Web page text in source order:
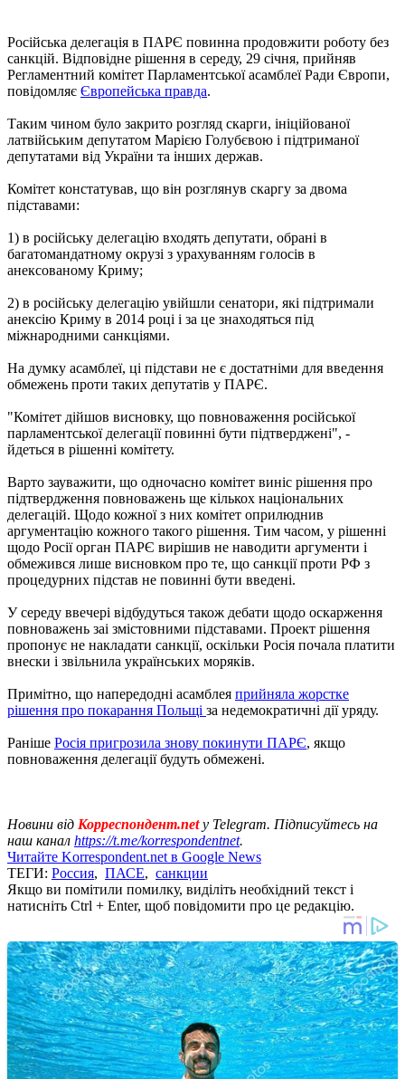
Російська делегація в ПАРЄ повинна продовжити роботу без
санкцій. Відповідне рішення в середу, 29 січня, прийняв
Регламентний комітет Парламентської асамблеї Ради Європи,
повідомляє Європейська правда.
Таким чином було закрито розгляд скарги, ініційованої
латвійським депутатом Марією Голубєвою і підтриманої
депутатами від України та інших держав.
Комітет констатував, що він розглянув скаргу за двома
підставами:
1) в російську делегацію входять депутати, обрані в
багатомандатному окрузі з урахуванням голосів в
анексованому Криму;
2) в російську делегацію увійшли сенатори, які підтримали
анексію Криму в 2014 році і за це знаходяться під
міжнародними санкціями.
На думку асамблеї, ці підстави не є достатніми для введення
обмежень проти таких депутатів у ПАРЄ.
"Комітет дійшов висновку, що повноваження російської
парламентської делегації повинні бути підтверджені", -
йдеться в рішенні комітету.
Варто зауважити, що одночасно комітет виніс рішення про
підтвердження повноважень ще кількох національних
делегацій. Щодо кожної з них комітет оприлюднив
аргументацію кожного такого рішення. Тим часом, у рішенні
щодо Росії орган ПАРЄ вирішив не наводити аргументи і
обмежився лише висновком про те, що санкції проти РФ з
процедурних підстав не повинні бути введені.
У середу ввечері відбудуться також дебати щодо оскарження
повноважень заі змістовними підставами. Проект рішення
пропонує не накладати санкції, оскільки Росія почала платити
внески і звільнила українських моряків.
Примітно, що напередодні асамблея прийняла жорстке
рішення про покарання Польщі за недемократичні дії уряду.
Раніше Росія пригрозила знову покинути ПАРЄ, якщо
повноваження делегації будуть обмежені.
Новини від Корреспондент.net у Telegram. Підписуйтесь на
наш канал https://t.me/korrespondentnet.
Читайте Korrespondent.net в Google News
ТЕГИ: Россия, ПАСЕ, санкции
Якщо ви помітили помилку, виділіть необхідний текст і
натисніть Ctrl + Enter, щоб повідомити про це редакцію.